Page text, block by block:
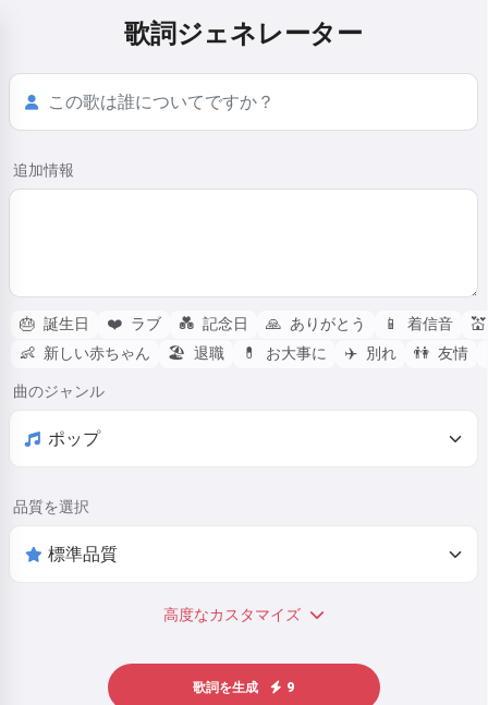
歌詞ジェネレーター
追加情報
🎂 誕生日 ❤️ ラブ 💑 記念日 🙏 ありがとう 📱 着信音
💒
👶 新しい赤ちゃん 🏖️ 退職 💊 お大事に ✈️ 別れ 👫 友情
曲のジャンル
品質を選択
高度なカスタマイズ
歌詞を生成 9